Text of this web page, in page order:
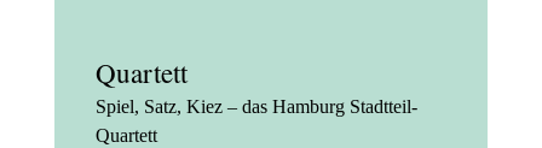
Quartett
Spiel, Satz, Kiez – das Hamburg Stadtteil-
Quartett